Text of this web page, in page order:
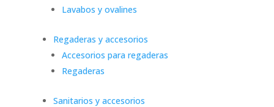
Lavabos y ovalines
Regaderas y accesorios
Accesorios para regaderas
Regaderas
Sanitarios y accesorios